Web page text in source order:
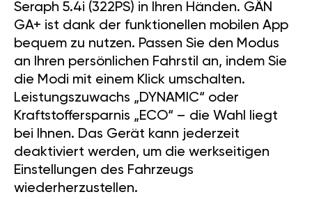
Seraph 5.4i (322PS) in Ihren Händen. GÄN
GA+ ist dank der funktionellen mobilen App
bequem zu nutzen. Passen Sie den Modus
an Ihren persönlichen Fahrstil an, indem Sie
die Modi mit einem Klick umschalten.
Leistungszuwachs „DYNAMIC“ oder
Kraftstoffersparnis „ECO“ – die Wahl liegt
bei Ihnen. Das Gerät kann jederzeit
deaktiviert werden, um die werkseitigen
Einstellungen des Fahrzeugs
wiederherzustellen.